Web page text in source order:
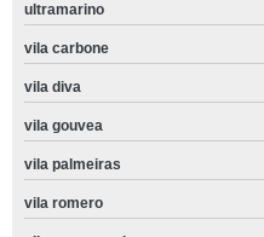
ultramarino
vila carbone
vila diva
vila gouvea
vila palmeiras
vila romero